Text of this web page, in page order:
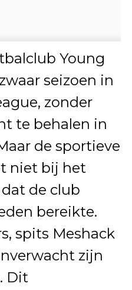
Young
seizoen in
zonder
te behalen in
de sportieve
niet bij het
de club
bereikte.
spits Meshack
zijn
Dit